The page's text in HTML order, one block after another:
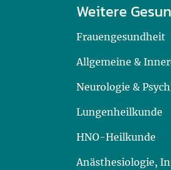
Weitere
Frauengesundheit
Allgemeine &
Neurologie &
Lungenheilkunde
HNO-Heilkunde
Anästhesiologie,